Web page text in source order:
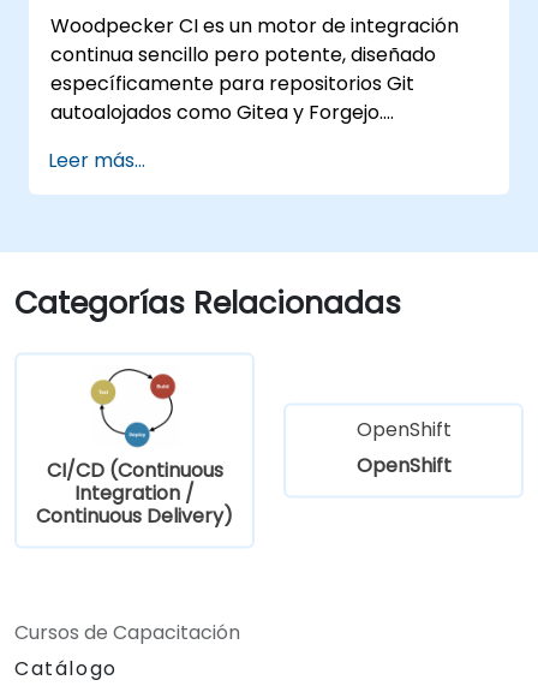
Woodpecker CI es un motor de integración
continua sencillo pero potente, diseñado
específicamente para repositorios Git
autoalojados como Gitea y Forgejo.
Docker, ligera y sin la complejidad ni los
costes de licencia propios de las plataformas
Leer más...
Categorías Relacionadas
CI/CD (Continuous
Integration /
Continuous Delivery)
OpenShift
OpenShift
Cursos de Capacitación
Catálogo